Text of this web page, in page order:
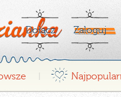
Dołącz Zaloguj
¤